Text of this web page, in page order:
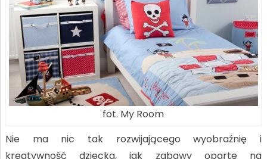
fot. My Room
Nie ma nic tak rozwijającego wyobraźnię i
kreatywność dziecka, jak zabawy oparte na